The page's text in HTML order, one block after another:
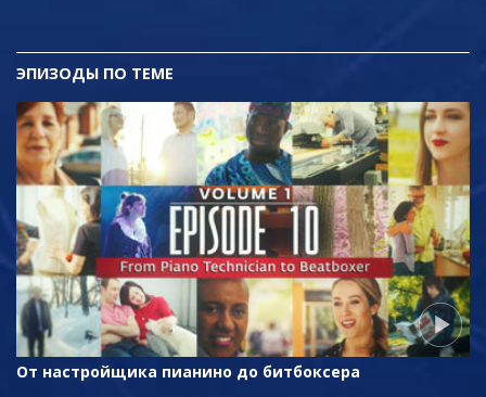
ЭПИЗОДЫ ПО ТЕМЕ
От настройщика пианино до битбоксера